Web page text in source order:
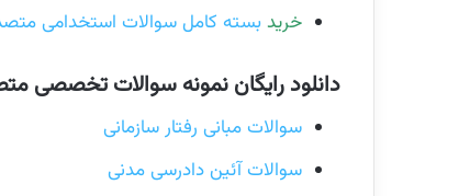
خریدبسته کامل سوالات استخدامی
دانلود رایگان نمونه سوالات تخصصی
سوالات مبانی رفتار سازمانی
سوالات آئین دادرسی مدنی